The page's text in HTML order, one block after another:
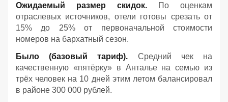
Ожидаемый размер скидок. По оценкам
отраслевых источников, отели готовы срезать от
15% до 25% от первоначальной стоимости
номеров на бархатный сезон.
Было (базовый тариф). Средний чек на
качественную «пятёрку» в Анталье на семью из
трёх человек на 10 дней этим летом балансировал
в районе 300 000 рублей.